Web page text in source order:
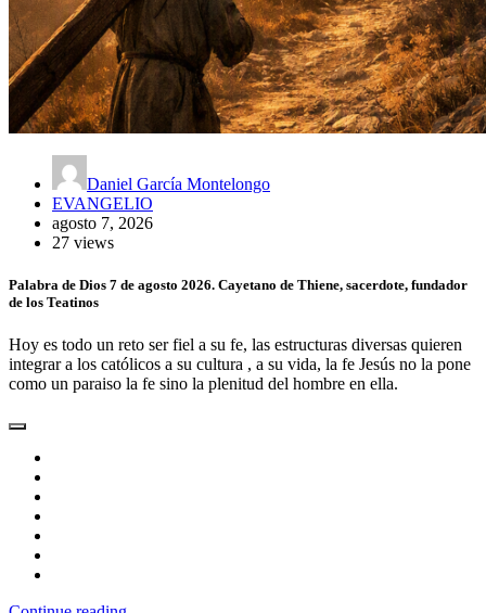
Daniel García Montelongo
EVANGELIO
agosto 7, 2026
27 views
Palabra de Dios 7 de agosto 2026. Cayetano de Thiene, sacerdote, fundador
de los Teatinos
Hoy es todo un reto ser fiel a su fe, las estructuras diversas quieren
integrar a los católicos a su cultura , a su vida, la fe Jesús no la pone
como un paraiso la fe sino la plenitud del hombre en ella.